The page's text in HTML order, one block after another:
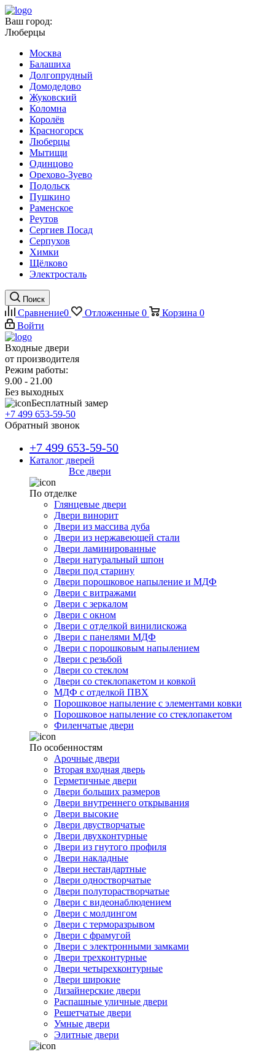
Ваш город:
Люберцы
Москва
Балашиха
Долгопрудный
Домодедово
Жуковский
Коломна
Королёв
Красногорск
Люберцы
Мытищи
Одинцово
Орехово-Зуево
Подольск
Пушкино
Раменское
Реутов
Сергиев Посад
Серпухов
Химки
Щёлково
Электросталь
Поиск
Сравнение0 Отложенные 0 Корзина 0
Войти
Входные двери
от производителя
Режим работы:
9.00 - 21.00
Без выходных
Бесплатный замер
+7 499 653-59-50
Обратный звонок
+7 499 653-59-50
Каталог дверей
Все двери
По отделке
Глянцевые двери
Двери винорит
Двери из массива дуба
Двери из нержавеющей стали
Двери ламинированные
Двери натуральный шпон
Двери под старину
Двери порошковое напыление и МДФ
Двери с витражами
Двери с зеркалом
Двери с окном
Двери с отделкой винилискожа
Двери с панелями МДФ
Двери с порошковым напылением
Двери с резьбой
Двери со стеклом
Двери со стеклопакетом и ковкой
МДФ с отделкой ПВХ
Порошковое напыление с элементами ковки
Порошковое напыление со стеклопакетом
Филенчатые двери
По особенностям
Арочные двери
Вторая входная дверь
Герметичные двери
Двери больших размеров
Двери внутреннего открывания
Двери высокие
Двери двустворчатые
Двери двухконтурные
Двери из гнутого профиля
Двери накладные
Двери нестандартные
Двери одностворчатые
Двери полуторастворчатые
Двери с видеонаблюдением
Двери с молдингом
Двери с терморазрывом
Двери с фрамугой
Двери с электронными замками
Двери трехконтурные
Двери четырехконтурные
Двери широкие
Дизайнерские двери
Распашные уличные двери
Решетчатые двери
Умные двери
Элитные двери